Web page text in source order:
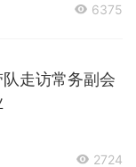
6375
走访常务副会
2724